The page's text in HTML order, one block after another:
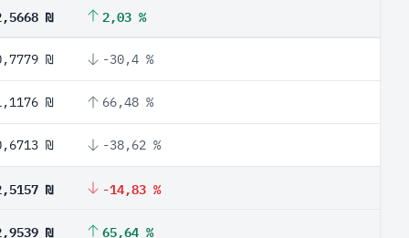
₪ 2,03 %
₪ -30,4 %
₪ 66,48 %
₪ -38,62 %
₪ -14,83 %
₪ 65,64 %